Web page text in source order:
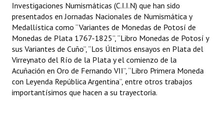
Investigaciones Numismáticas (C.I.I.N) que han sido
presentados en Jornadas Nacionales de Numismática y
Medallística como “Variantes de Monedas de Potosí de
Monedas de Plata 1767-1825”, “Libro Monedas de Potosí y
sus Variantes de Cuño”, “Los Últimos ensayos en Plata del
Virreynato del Río de la Plata y el comienzo de la
Acuñación en Oro de Fernando VII”, “Libro Primera Moneda
con Leyenda República Argentina”, entre otros trabajos
importantísimos que hacen a su trayectoria.